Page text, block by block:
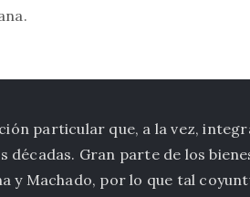
particular que, a la vez,
Gran parte de los
y Machado, por lo que tal